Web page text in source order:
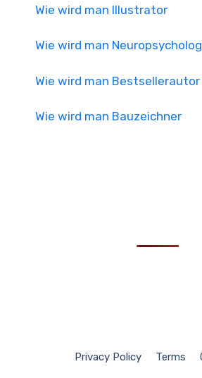
Wie wird man Illustrator
Wie wird man
Wie wird man Bestsellerautor
Wie wird man Bauzeichner
Privacy Policy Terms